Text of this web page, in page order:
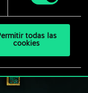
todas las
cookies